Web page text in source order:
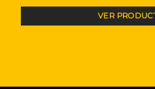
VER